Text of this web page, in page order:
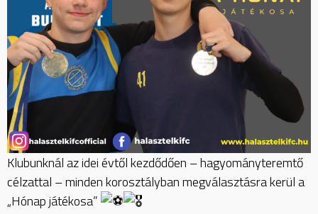
Klubunknál az idei évtől kezdődően – hagyományteremtő
célzattal – minden korosztályban megválasztásra kerül a
„Hónap játékosa”